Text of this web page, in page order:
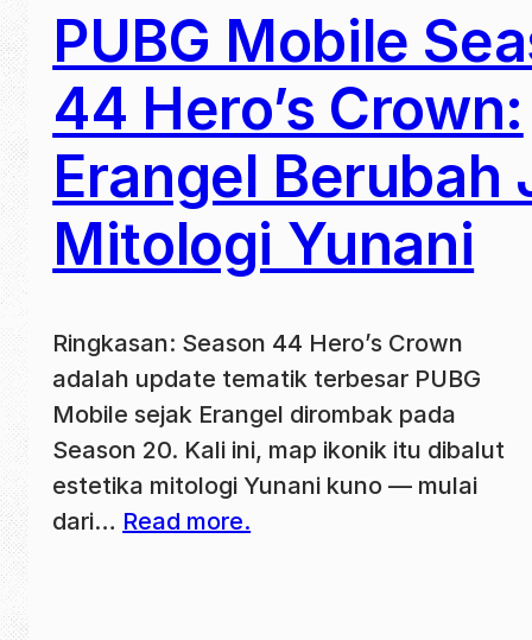
PUBG Mobile
44 Hero’s Crown:
Erangel Berubah
Mitologi Yunani
Ringkasan: Season 44 Hero’s Crown
adalah update tematik terbesar PUBG
Mobile sejak Erangel dirombak pada
Season 20. Kali ini, map ikonik itu dibalut
estetika mitologi Yunani kuno — mulai
dari… Read more.